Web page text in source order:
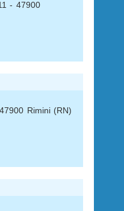
- 47900
Rimini (RN)